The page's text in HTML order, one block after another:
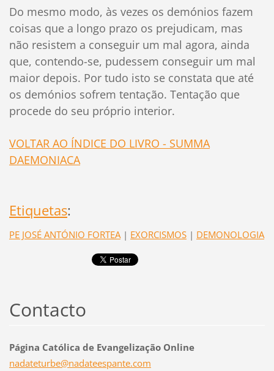
Do mesmo modo, às vezes os demónios fazem
coisas que a longo prazo os prejudicam, mas
não resistem a conseguir um mal agora, ainda
que, contendo-se, pudessem conseguir um mal
maior depois. Por tudo isto se constata que até
os demónios sofrem tentação. Tentação que
procede do seu próprio interior.
VOLTAR AO ÍNDICE DO LIVRO - SUMMA
DAEMONIACA
Etiquetas:
PE JOSÉ ANTÓNIO FORTEA | EXORCISMOS | DEMONOLOGIA
Contacto
Página Católica de Evangelização Online
nadateturbe@nadateespante.com